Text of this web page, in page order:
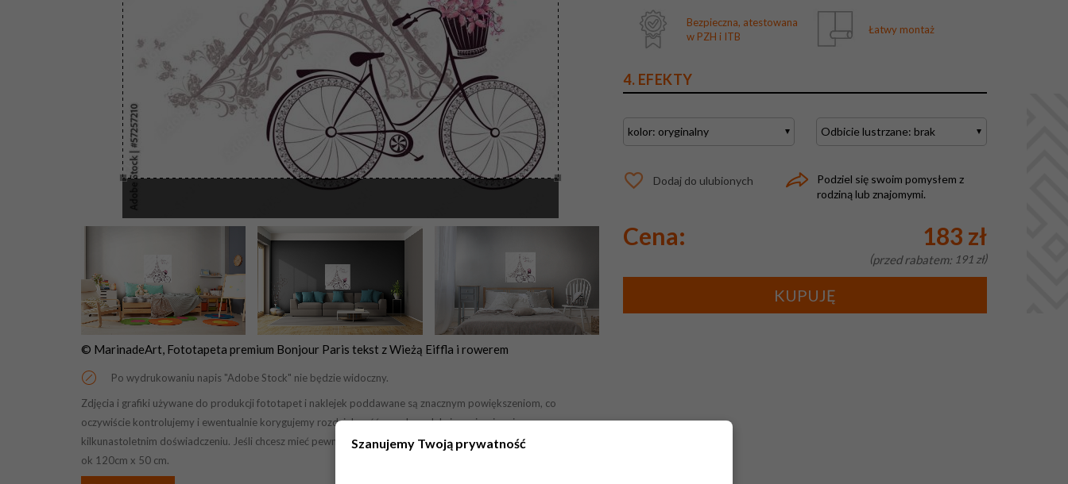
© MarinadeArt, Fototapeta premium Bonjour Paris tekst z Wieżą Eiffla i rowerem
Po wydrukowaniu napis "Adobe Stock" nie będzie widoczny.
Zdjęcia i grafiki używane do produkcji fototapet i naklejek poddawane są znacznym powiększeniom, co
oczywiście kontrolujemy i ewentualnie korygujemy rozdzielczość przed produkcją, opierając się na naszym
kilkunastoletnim doświadczeniu. Jeśli chcesz mieć pewność co do jakości, zamów próbkę w skali 1:1, wielkości
ok 120cm x 50 cm.
Bezpieczna, atestowana
w PZH i ITB
Łatwy montaż
4. EFEKTY
Dodaj do ulubionych
Podziel się swoim pomysłem z
rodziną lub znajomymi.
Cena: 183 zł
przed rabatem: 191 zł
KUPUJĘ
Szanujemy Twoją prywatność